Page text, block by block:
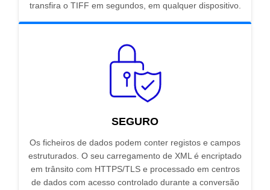
transfira o TIFF em segundos, em qualquer dispositivo.
SEGURO
Os ficheiros de dados podem conter registos e campos
estruturados. O seu carregamento de XML é encriptado
em trânsito com HTTPS/TLS e processado em centros
de dados com acesso controlado durante a conversão